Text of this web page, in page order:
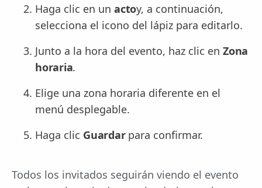
Haga clic en un actoy, a continuación,
selecciona el icono del lápiz para editarlo.
Junto a la hora del evento, haz clic en Zona
horaria.
Elige una zona horaria diferente en el
menú desplegable.
Haga clic Guardarpara confirmar.
Todos los invitados seguirán viendo el evento